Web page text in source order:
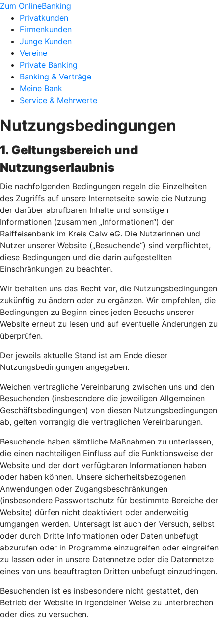
Zum OnlineBanking
Privatkunden
Firmenkunden
Junge Kunden
Vereine
Private Banking
Banking & Verträge
Meine Bank
Service & Mehrwerte
Nutzungsbedingungen
1. Geltungsbereich und
Nutzungserlaubnis
Die nachfolgenden Bedingungen regeln die Einzelheiten
des Zugriffs auf unsere Internetseite sowie die Nutzung
der darüber abrufbaren Inhalte und sonstigen
Informationen (zusammen „Informationen“) der
Raiffeisenbank im Kreis Calw eG. Die Nutzerinnen und
Nutzer unserer Website („Besuchende“) sind verpflichtet,
diese Bedingungen und die darin aufgestellten
Einschränkungen zu beachten.
Wir behalten uns das Recht vor, die Nutzungsbedingungen
zukünftig zu ändern oder zu ergänzen. Wir empfehlen, die
Bedingungen zu Beginn eines jeden Besuchs unserer
Website erneut zu lesen und auf eventuelle Änderungen zu
überprüfen.
Der jeweils aktuelle Stand ist am Ende dieser
Nutzungsbedingungen angegeben.
Weichen vertragliche Vereinbarung zwischen uns und den
Besuchenden (insbesondere die jeweiligen Allgemeinen
Geschäftsbedingungen) von diesen Nutzungsbedingungen
ab, gelten vorrangig die vertraglichen Vereinbarungen.
Besuchende haben sämtliche Maßnahmen zu unterlassen,
die einen nachteiligen Einfluss auf die Funktionsweise der
Website und der dort verfügbaren Informationen haben
oder haben können. Unsere sicherheitsbezogenen
Anwendungen oder Zugangsbeschränkungen
(insbesondere Passwortschutz für bestimmte Bereiche der
Website) dürfen nicht deaktiviert oder anderweitig
umgangen werden. Untersagt ist auch der Versuch, selbst
oder durch Dritte Informationen oder Daten unbefugt
abzurufen oder in Programme einzugreifen oder eingreifen
zu lassen oder in unsere Datennetze oder die Datennetze
eines von uns beauftragten Dritten unbefugt einzudringen.
Besuchenden ist es insbesondere nicht gestattet, den
Betrieb der Website in irgendeiner Weise zu unterbrechen
oder dies zu versuchen.